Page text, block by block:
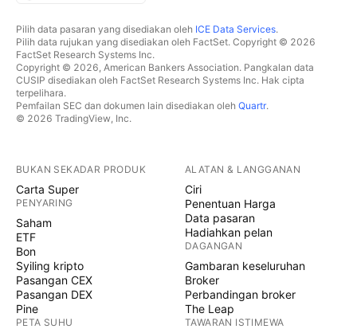
Pilih data pasaran yang disediakan oleh ICE Data Services.
Pilih data rujukan yang disediakan oleh FactSet. Copyright © 2026
FactSet Research Systems Inc.
Copyright © 2026, American Bankers Association. Pangkalan data
CUSIP disediakan oleh FactSet Research Systems Inc. Hak cipta
terpelihara.
Pemfailan SEC dan dokumen lain disediakan oleh Quartr.
© 2026 TradingView, Inc.
BUKAN SEKADAR PRODUK
Carta Super
PENYARING
Saham
ETF
Bon
Syiling kripto
Pasangan CEX
Pasangan DEX
Pine
PETA SUHU
ALATAN & LANGGANAN
Ciri
Penentuan Harga
Data pasaran
Hadiahkan pelan
DAGANGAN
Gambaran keseluruhan
Broker
Perbandingan broker
The Leap
TAWARAN ISTIMEWA